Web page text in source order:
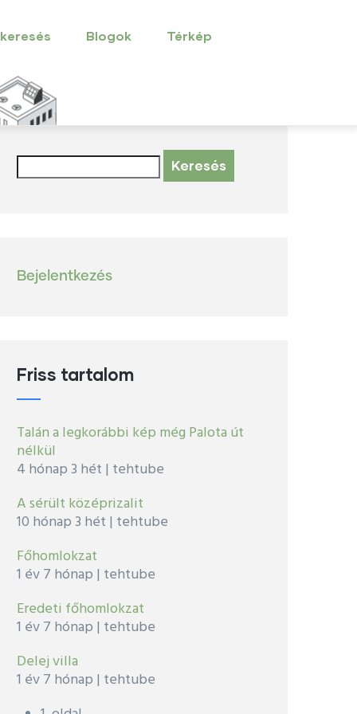
Blogok Térkép
User
account
Bejelentkezés
Friss tartalom
Talán a legkorábbi kép még Palota út
nélkül
4 hónap 3 hét | tehtube
A sérült középrizalit
10 hónap 3 hét | tehtube
Főhomlokzat
1 év 7 hónap | tehtube
Eredeti főhomlokzat
1 év 7 hónap | tehtube
Delej villa
1 év 7 hónap | tehtube